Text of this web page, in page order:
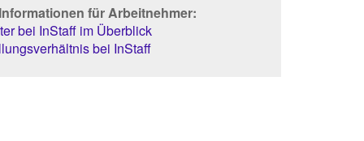
für Arbeitnehmer:
bei InStaff im Überblick
bei InStaff